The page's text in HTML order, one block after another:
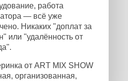
работа
— всё уже
Никаких "доплат за
или "удалённость от
от ART MIX SHOW
организованная,